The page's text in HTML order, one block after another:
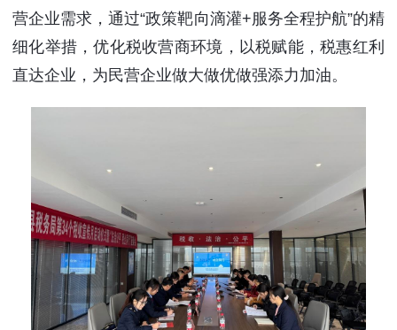
营企业需求，通过“政策靶向滴灌+服务全程护航”的精
细化举措，优化税收营商环境，以税赋能，税惠红利
直达企业，为民营企业做大做优做强添力加油。